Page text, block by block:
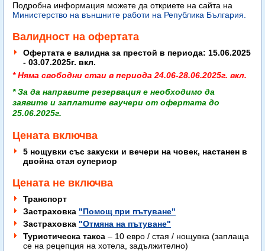
Подробна информация можете да откриете на сайта на
Министерство на външните работи на Република България.
Валидност на офертата
Офертата е валидна за престой в периода: 15.06.2025
- 03.07.2025г. вкл.
* Няма свободни стаи в периода 24.06-28.06.2025г. вкл.
* За да направите резервация е необходимо да
заявите и заплатите ваучери от офертата до
25.06.2025г.
Цената включва
5 нощувки със закуски и вечери на човек, настанен в
двойна стая супериор
Цената не включва
Транспорт
Застраховка "Помощ при пътуване"
Застраховка "Отмяна на пътуване"
Туристическа такса – 10 евро / стая / нощувка (заплаща
се на рецепция на хотела, задължително)